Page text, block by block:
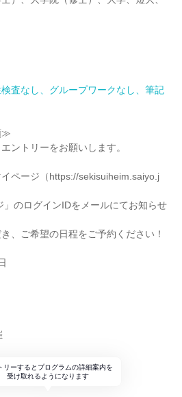
査なし、グループワークなし、筆記
≫
ントリーをお願いします。
ページ（https://sekisuiheim.saiyo.j
」のログインIDをメールにてお知らせ
、ご希望の日程をご予約ください！
リーするとプログラムの詳細案内を
受け取れるようになります